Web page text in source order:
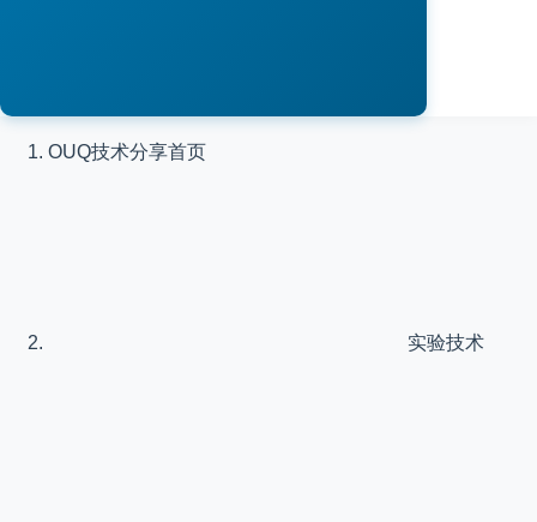
OUQ技术分享首页
实验技术